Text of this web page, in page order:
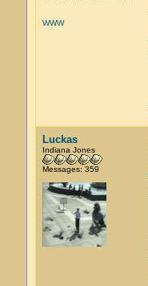
WWW
Luckas
Indiana Jones
Messages: 359